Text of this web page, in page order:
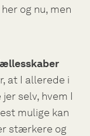
og nu, men
at I allerede i
selv, hvem I
mulige kan
stærkere og